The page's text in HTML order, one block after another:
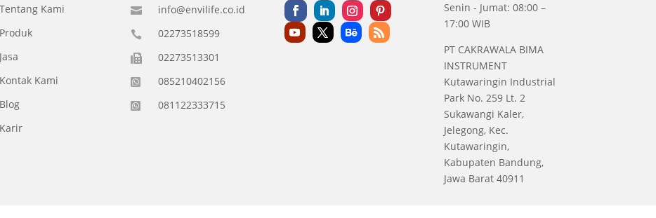
Tentang Kami
Produk
Jasa
Kontak Kami
Blog
Karir
 info@envilife.co.id
 02273518599
 02273513301
 085210402156
 081122333715
Senin - Jumat: 08:00 –
17:00 WIB
PT CAKRAWALA BIMA
INSTRUMENT
Kutawaringin Industrial
Park No. 259 Lt. 2
Sukawangi Kaler,
Jelegong, Kec.
Kutawaringin,
Kabupaten Bandung,
Jawa Barat 40911